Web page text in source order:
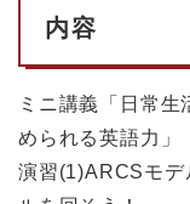
内容
ミニ講義「日常
められる英語力」
演習(1)ARCSモデ